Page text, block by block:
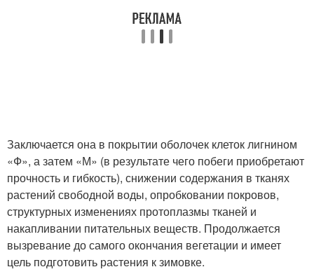
Кустарники к зиме Сливы к зиме
Дерева в разных
регионах
Участок к зиме
Заключается она в покрытии оболочек клеток лигнином
«Ф», а затем «М» (в результате чего побеги приобретают
прочность и гибкость), снижении содержания в тканях
растений свободной воды, опробковании покровов,
структурных изменениях протоплазмы тканей и
накапливании питательных веществ. Продолжается
вызревание до самого окончания вегетации и имеет
цель подготовить растения к зимовке.